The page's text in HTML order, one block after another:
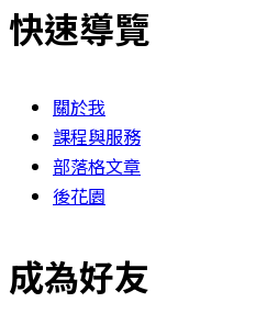
快速導覽
關於我
課程與服務
部落格文章
後花園
成為好友